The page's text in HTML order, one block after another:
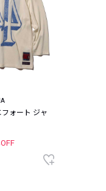
ォート ジャ